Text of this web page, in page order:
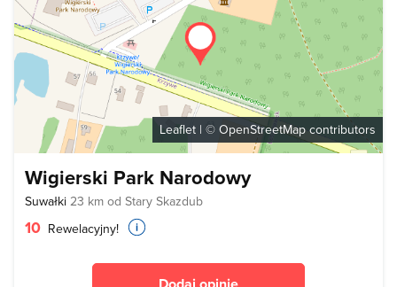
Leaflet | © OpenStreetMap contributors
Wigierski Park Narodowy
Suwałki 23 km od Stary Skazdub
10 Rewelacyjny!